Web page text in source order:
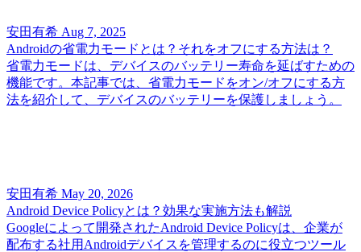
安田有希 Aug 7, 2025
Androidの省電力モードとは？それをオフにする方法は？
省電力モードは、デバイスのバッテリー寿命を延ばすための
機能です。本記事では、省電力モードをオン/オフにする方
法を紹介して、デバイスのバッテリーを保護しましょう。
安田有希 May 20, 2026
Android Device Policyとは？効果な実施方法も解説
Googleによって開発されたAndroid Device Policyは、企業が
配布する社用Androidデバイスを管理するのに役立つツール